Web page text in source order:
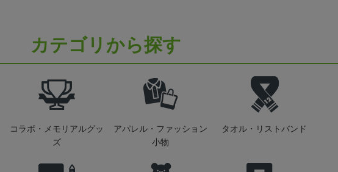
カテゴリから探す
コラボ・メモリアルグッ
ズ
アパレル・ファッション
小物
タオル・リストバンド